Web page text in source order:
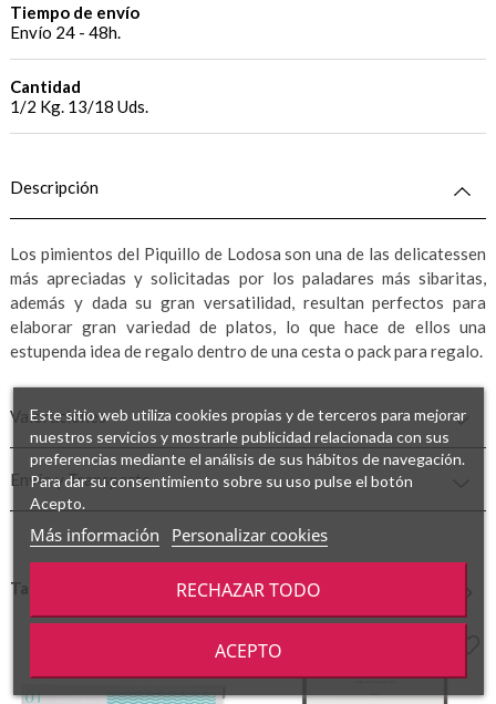
Tiempo de envío
Envío 24 - 48h.
Cantidad
1/2 Kg. 13/18 Uds.
Descripción
Los pimientos del Piquillo de Lodosa son una de las delicatessen
más apreciadas y solicitadas por los paladares más sibaritas,
además y dada su gran versatilidad, resultan perfectos para
elaborar gran variedad de platos, lo que hace de ellos una
estupenda idea de regalo dentro de una cesta o pack para regalo.
Valoraciones
Envío y Transporte
También podría gustarte
Este sitio web utiliza cookies propias y de terceros para mejorar
nuestros servicios y mostrarle publicidad relacionada con sus
preferencias mediante el análisis de sus hábitos de navegación.
Para dar su consentimiento sobre su uso pulse el botón
Acepto.
Más información Personalizar cookies
RECHAZAR TODO
ACEPTO